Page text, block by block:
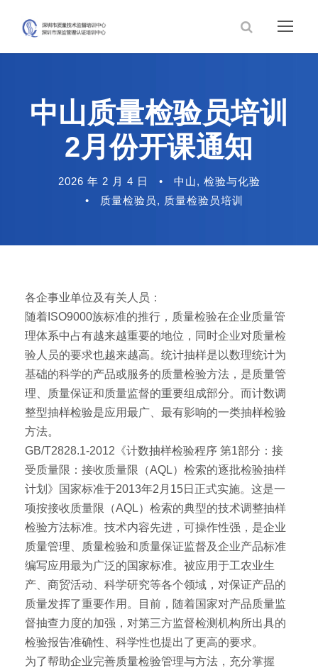
中山质量检验员培训
2月份开课通知
2026 年 2 月 4 日 • 中山, 检验与化验
•
质量检验员, 质量检验员培训
各企事业单位及有关人员：
随着ISO9000族标准的推行，质量检验在企业质量管
理体系中占有越来越重要的地位，同时企业对质量检
验人员的要求也越来越高。统计抽样是以数理统计为
基础的科学的产品或服务的质量检验方法，是质量管
理、质量保证和质量监督的重要组成部分。而计数调
整型抽样检验是应用最广、最有影响的一类抽样检验
方法。
GB/T2828.1-2012《计数抽样检验程序 第1部分：接
受质量限：接收质量限（AQL）检索的逐批检验抽样
计划》国家标准于2013年2月15日正式实施。这是一
项按接收质量限（AQL）检索的典型的技术调整抽样
检验方法标准。技术内容先进，可操作性强，是企业
质量管理、质量检验和质量保证监督及企业产品标准
编写应用最为广泛的国家标准。被应用于工农业生
产、商贸活动、科学研究等各个领域，对保证产品的
质量发挥了重要作用。目前，随着国家对产品质量监
督抽查力度的加强，对第三方监督检测机构所出具的
检验报告准确性、科学性也提出了更高的要求。
为了帮助企业完善质量检验管理与方法，充分掌握